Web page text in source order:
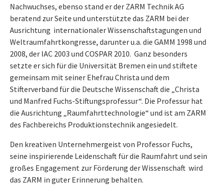
Nachwuchses, ebenso stand er der ZARM Technik AG
beratend zur Seite und unterstützte das ZARM bei der
Ausrichtung internationaler Wissenschaftstagungen und
Weltraumfahrtkongresse, darunter u.a. die GAMM 1998 und
2008, der IAC 2003 und COSPAR 2010. Ganz besonders
setzte er sich für die Universität Bremen ein und stiftete
gemeinsam mit seiner Ehefrau Christa und dem
Stifterverband für die Deutsche Wissenschaft die „Christa
und Manfred Fuchs-Stiftungsprofessur“. Die Professur hat
die Ausrichtung „Raumfahrttechnologie“ und ist am ZARM
des Fachbereichs Produktionstechnik angesiedelt.
Den kreativen Unternehmergeist von Professor Fuchs,
seine inspirierende Leidenschaft für die Raumfahrt und sein
großes Engagement zur Förderung der Wissenschaft wird
das ZARM in guter Erinnerung behalten.